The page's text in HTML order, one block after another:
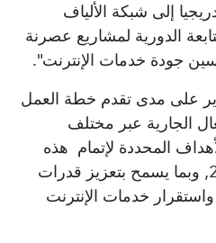
إلى شبكة الألياف
الدورية لمشاريع عصرنة
جودة خدمات الإنترنت".
على مدى تقدم خطة العمل
الجارية عبر مختلف
المحددة لإتمام هذه
العملية مع مطلع سنة 2027, وبما يسمح بتعزيز قدرات
خدمات الإنترنت